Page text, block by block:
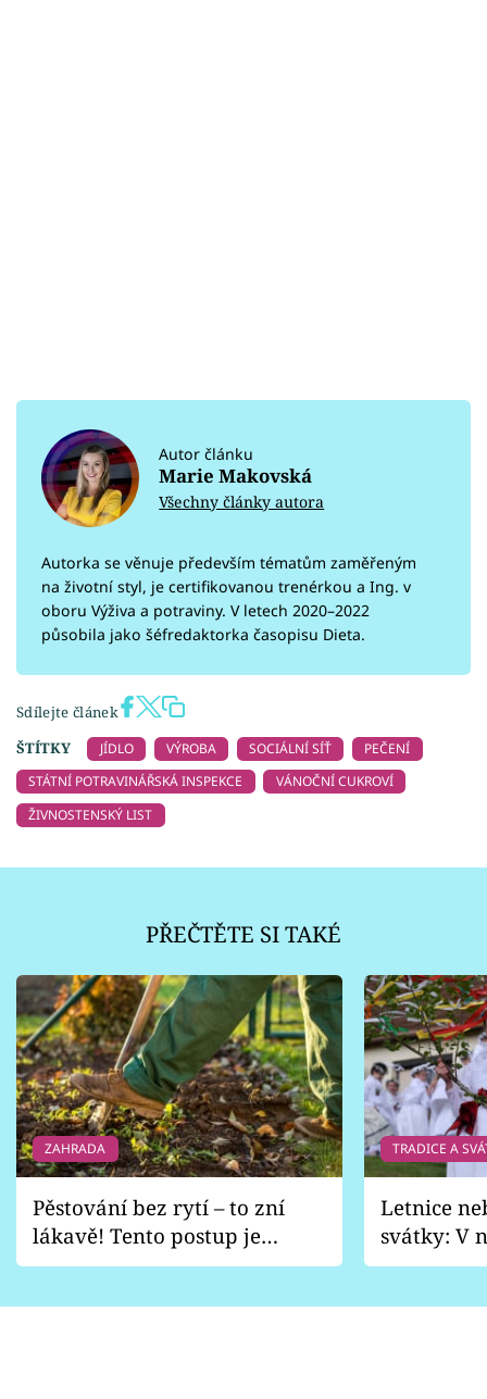
Autor článku
Marie Makovská
Všechny články autora
Autorka se věnuje především tématům zaměřeným
na životní styl, je certifikovanou trenérkou a Ing. v
oboru Výživa a potraviny. V letech 2020–⁠2022
působila jako šéfredaktorka časopisu Dieta.
Sdílejte článek
ŠTÍTKY
JÍDLO VÝROBA SOCIÁLNÍ SÍŤ
PEČENÍ
STÁTNÍ POTRAVINÁŘSKÁ INSPEKCE
VÁNOČNÍ CUKROVÍ
ŽIVNOSTENSKÝ LIST
PŘEČTĚTE SI TAKÉ
ZAHRADA
Pěstování bez rytí – to zní
lákavě! Tento postup je
vhodný jen pro některé
TRADICE A
Letnice
svátky: V
pondělí